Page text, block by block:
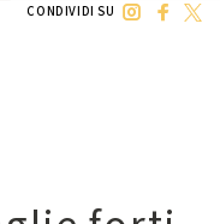
CONDIVIDI SU